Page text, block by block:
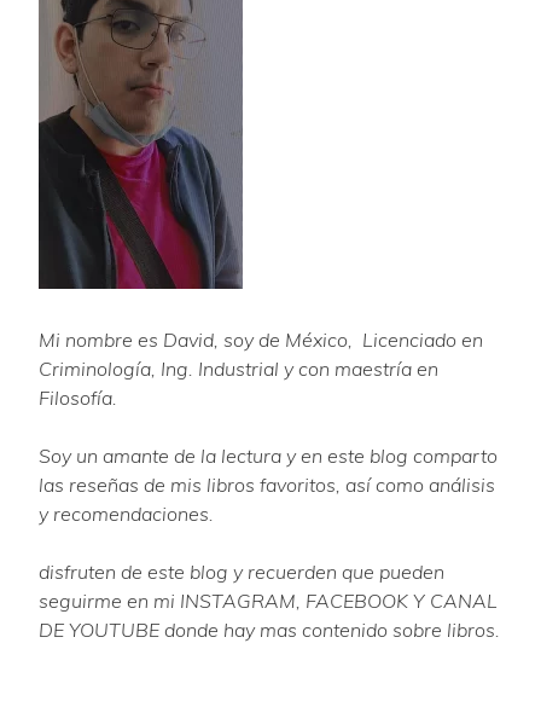
Mi nombre es David, soy de México, Licenciado en
Criminología, Ing. Industrial y con maestría en
Filosofía.
Soy un amante de la lectura y en este blog comparto
las reseñas de mis libros favoritos, así como análisis
y recomendaciones.
disfruten de este blog y recuerden que pueden
seguirme en mi INSTAGRAM, FACEBOOK Y CANAL
DE YOUTUBE donde hay mas contenido sobre libros.